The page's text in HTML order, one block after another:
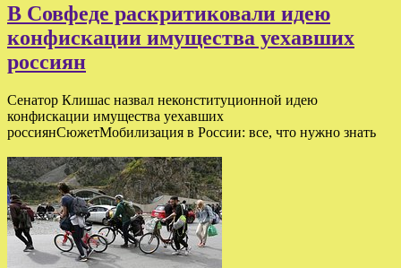
В Совфеде раскритиковали идею
конфискации имущества уехавших
россиян
Сенатор Клишас назвал неконституционной идею
конфискации имущества уехавших
россиянСюжетМобилизация в России: все, что нужно знать